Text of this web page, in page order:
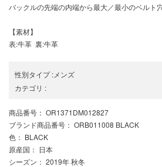
バックルの先端の内端から最大／最小のベルト
【素材】
表:牛革 裏:牛革
性別タイプ:メンズ
カテゴリ :
商品番号 ： OR1371DM012827
ブランド商品番号 ： ORB011008 BLACK
色 ： BLACK
原産国 ： 日本
シーズン ： 2019年 秋冬